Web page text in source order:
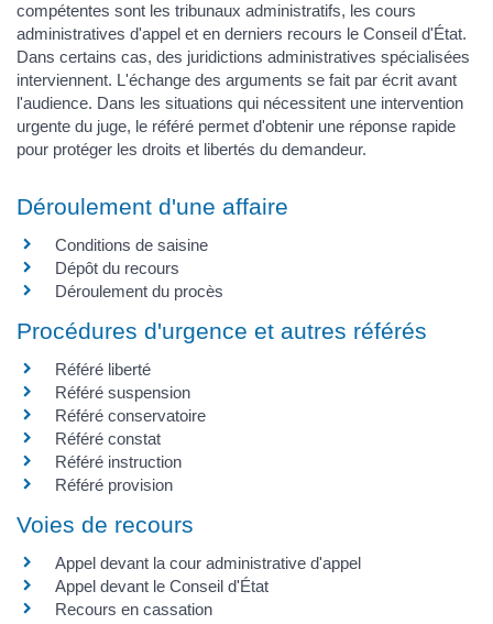
compétentes sont les tribunaux administratifs, les cours
administratives d'appel et en derniers recours le Conseil d'État.
Dans certains cas, des juridictions administratives spécialisées
interviennent. L'échange des arguments se fait par écrit avant
l'audience. Dans les situations qui nécessitent une intervention
urgente du juge, le référé permet d'obtenir une réponse rapide
pour protéger les droits et libertés du demandeur.
Déroulement d'une affaire
Conditions de saisine
Dépôt du recours
Déroulement du procès
Procédures d'urgence et autres référés
Référé liberté
Référé suspension
Référé conservatoire
Référé constat
Référé instruction
Référé provision
Voies de recours
Appel devant la cour administrative d'appel
Appel devant le Conseil d'État
Recours en cassation